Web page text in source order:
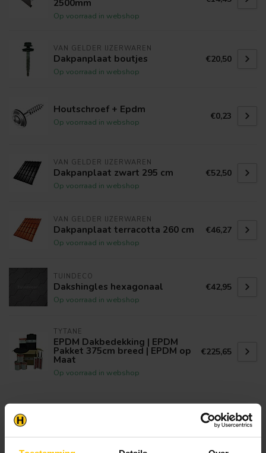
2500mm
Op voorraad in webshop
VAN GELDER IJZERWAREN
Dakpanplaat boutjes
Op voorraad in webshop
€20,50
Houtschroef + Epdm
Op voorraad in webshop
€0,23
VAN GELDER IJZERWAREN
Dakpanplaat zwart 295 cm
Op voorraad in webshop
€52,50
VAN GELDER IJZERWAREN
Dakpanplaat terracotta 260 cm
Op voorraad in webshop
€46,27
TUINDECO
Dakshingles hexagonaal
Op voorraad in webshop
€42,95
TYTANE
EPDM Dakbedekking | EPDM
Pakket 375cm breed | EPDM op
Maat
Op voorraad in webshop
€225,65
Heb je een vraag? Stel je vraag via onze chat,